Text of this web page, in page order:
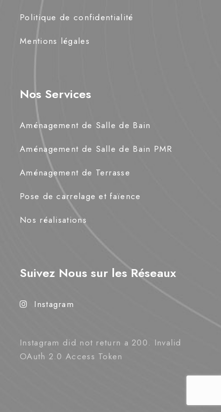
Politique de confidentialité
Mentions légales
Nos Services
Aménagement de Salle de Bain
Aménagement de Salle de Bain PMR
Aménagement de Terrasse
Pose de carrelage et faïence
Nos réalisations
Suivez Nous sur les Réseaux
Instagram
Instagram did not return a 200. Invalid
OAuth 2.0 Access Token